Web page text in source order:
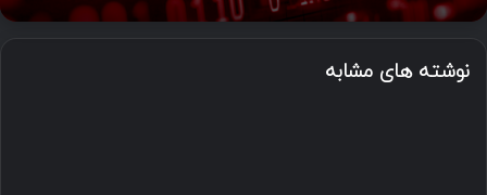
نوشته های مشابه